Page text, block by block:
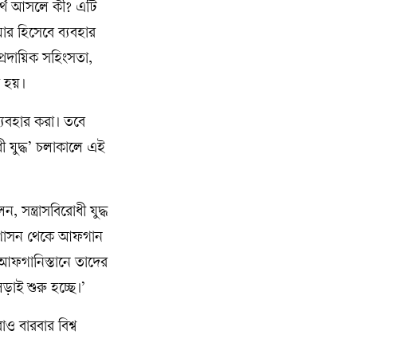
আসলে কী? এটি
হিসেবে ব্যবহার
সহিংসতা,
হয়।
করা। তবে
যুদ্ধ’ চলাকালে এই
যুদ্ধ
শাসন থেকে আফগান
তাদের
শুরু হচ্ছে।’
বারবার বিশ্ব